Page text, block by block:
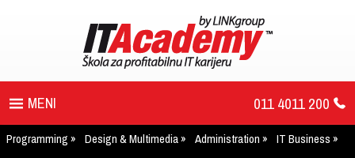
011 4011 200
PROGRAM
Programming Design & Multimedia Administration
IT Business